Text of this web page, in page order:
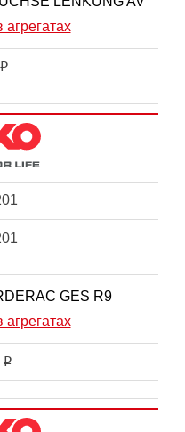
агрегатах
i
GES R9
агрегатах
i